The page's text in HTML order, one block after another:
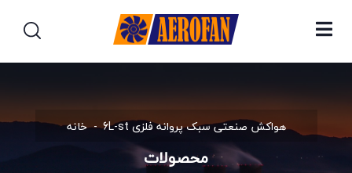
خانه هواکش صنعتی سبک پروانه فلزی 6L-st
محصولات